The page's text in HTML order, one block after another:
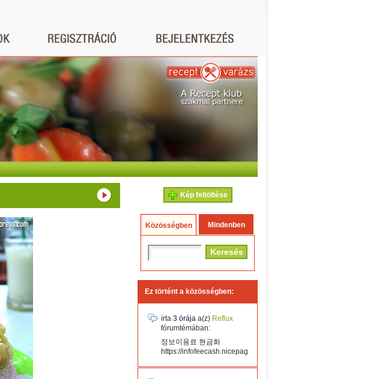
Kép feltöltése
Közösségben Mindenben
Ez történt a közösségben:
írta 3 órája a(z) Reflux
fórumtémában:
정보이용료 현금화
https://infofeecash.nicepage...